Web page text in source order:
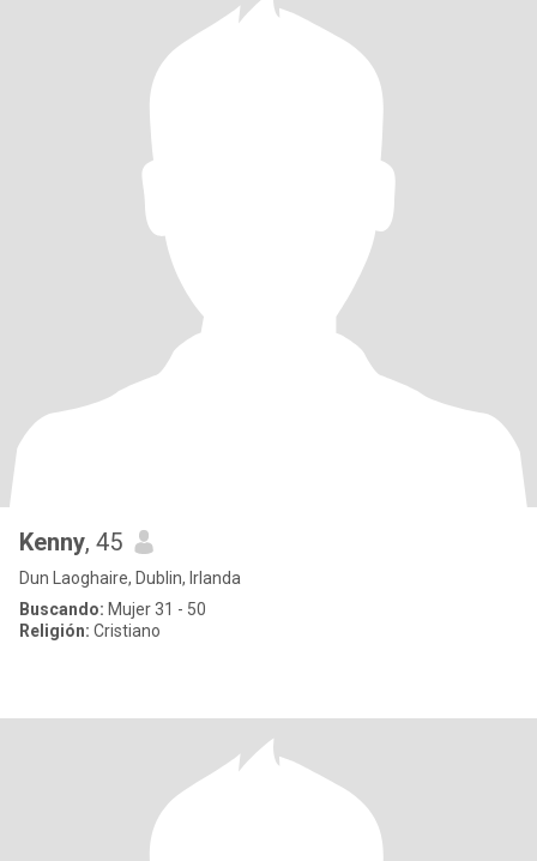
Kenny, 45
Dun Laoghaire, Dublin, Irlanda
Buscando: Mujer 31 - 50
Religión: Cristiano